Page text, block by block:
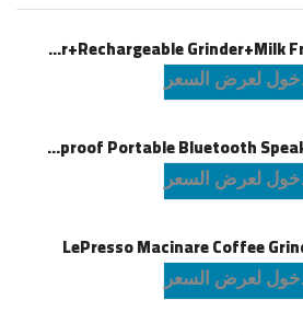
LePresso Brewology Coffee Kit [Espresso Maker+Rechargeable Grinder+Milk Frother]-BK
لعرض السعر
JBL Charge6 Splashproof Portable Bluetooth Speaker - White
لعرض السعر
LePresso Macinare Coffee
لعرض السعر